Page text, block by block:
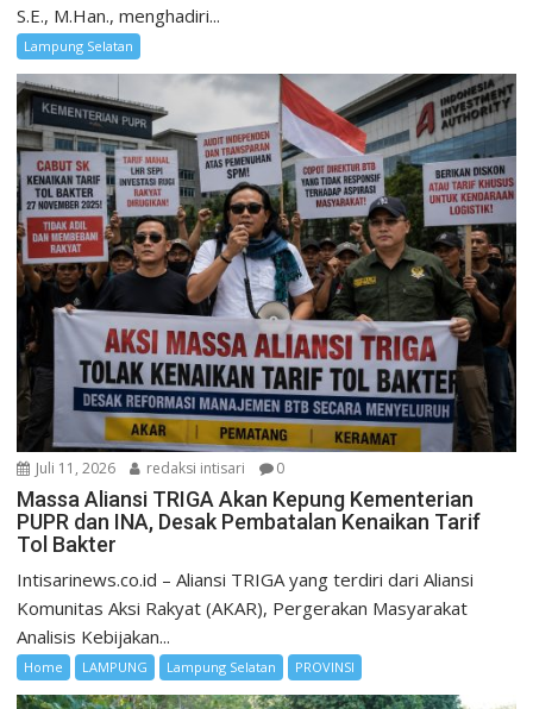
S.E., M.Han., menghadiri...
Lampung Selatan
Juli 11, 2026 redaksi intisari 0
Massa Aliansi TRIGA Akan Kepung Kementerian
PUPR dan INA, Desak Pembatalan Kenaikan Tarif
Tol Bakter
Intisarinews.co.id – Aliansi TRIGA yang terdiri dari Aliansi
Komunitas Aksi Rakyat (AKAR), Pergerakan Masyarakat
Analisis Kebijakan...
Home LAMPUNG Lampung Selatan PROVINSI